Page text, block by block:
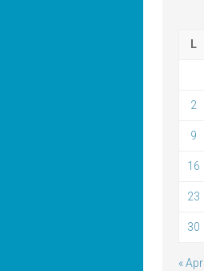
L
2
9
16
23
30
« Apr